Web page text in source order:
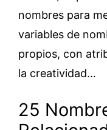
nombres para
variables de
propios, con
la creatividad…
25